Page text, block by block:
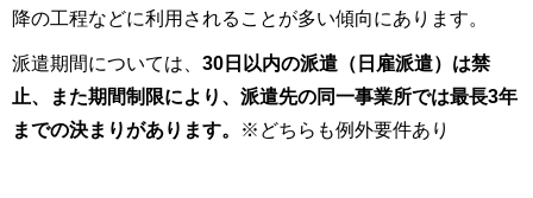
降の工程などに利用されることが多い傾向にあります。
派遣期間については、 30日以内の派遣（日雇派遣）は禁
止、また期間制限により、派遣先の同一事業所では最長3年
までの決まりがあります。
※どちらも例外要件あり